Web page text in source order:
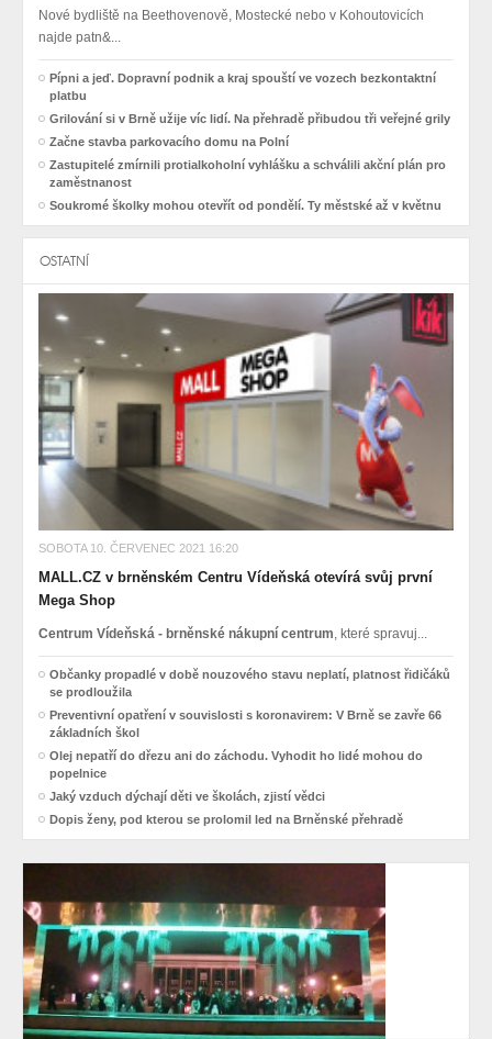
Nové bydliště na Beethovenově, Mostecké nebo v Kohoutovicích
najde patn&...
Pípni a jeď. Dopravní podnik a kraj spouští ve vozech bezkontaktní
platbu
Grilování si v Brně užije víc lidí. Na přehradě přibudou tři veřejné grily
Začne stavba parkovacího domu na Polní
Zastupitelé zmírnili protialkoholní vyhlášku a schválili akční plán pro
zaměstnanost
Soukromé školky mohou otevřít od pondělí. Ty městské až v květnu
OSTATNÍ
SOBOTA 10. ČERVENEC 2021 16:20
MALL.CZ v brněnském Centru Vídeňská otevírá svůj první
Mega Shop
Centrum Vídeňská - brněnské nákupní centrum, které spravuj...
Občanky propadlé v době nouzového stavu neplatí, platnost řidičáků
se prodloužila
Preventivní opatření v souvislosti s koronavirem: V Brně se zavře 66
základních škol
Olej nepatří do dřezu ani do záchodu. Vyhodit ho lidé mohou do
popelnice
Jaký vzduch dýchají děti ve školách, zjistí vědci
Dopis ženy, pod kterou se prolomil led na Brněnské přehradě